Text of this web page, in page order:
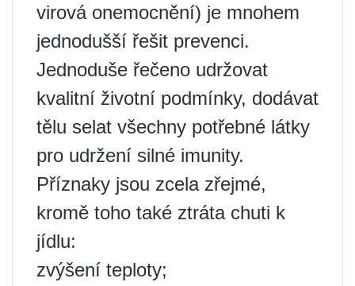
virová onemocnění) je mnohem
jednodušší řešit prevenci.
Jednoduše řečeno udržovat
kvalitní životní podmínky, dodávat
tělu selat všechny potřebné látky
pro udržení silné imunity.
Příznaky jsou zcela zřejmé,
kromě toho také ztráta chuti k
jídlu:
zvýšení teploty;